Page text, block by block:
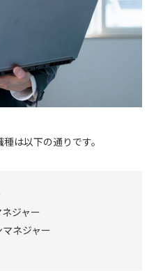
は以下の通りです。
ジャー
ネジャー